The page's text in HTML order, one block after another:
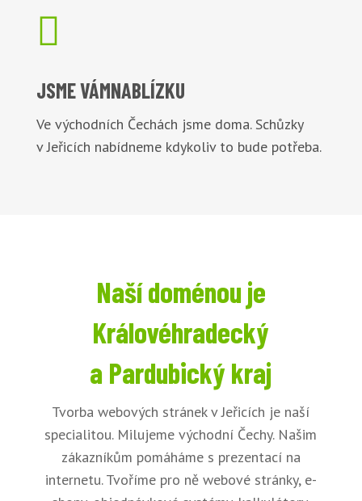

JSME VÁMNABLÍZKU
Ve východních Čechách jsme doma. Schůzky
v Jeřicích nabídneme kdykoliv to bude potřeba.
Naší doménou je
Královéhradecký
a Pardubický kraj
Tvorba webových stránek v Jeřicích je naší
specialitou. Milujeme východní Čechy. Našim
zákazníkům pomáháme s prezentací na
internetu. Tvoříme pro ně webové stránky, e-